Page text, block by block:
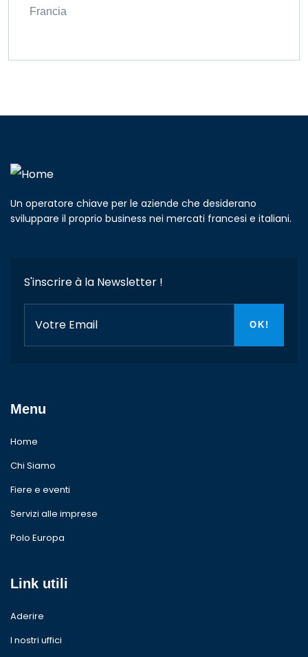
Francia
Un operatore chiave per le aziende che desiderano
sviluppare il proprio business nei mercati francesi e italiani.
S'inscrire à la Newsletter !
Menu
Home
Chi Siamo
Fiere e eventi
Servizi alle imprese
Polo Europa
Link utili
Aderire
I nostri uffici